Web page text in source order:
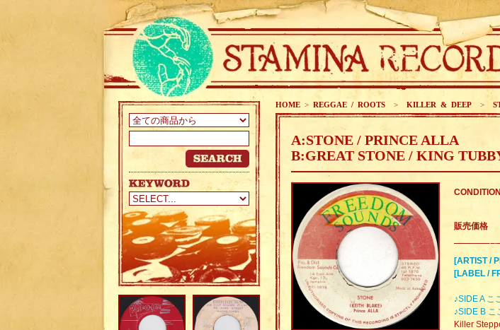
HOME > REGGAE / ROOTS > KILLER & DEEP >
A:STONE / PRINCE ALLA
B:GREAT STONE / KING
CONDITION
販売価格
[ARTIST /
[LABEL /
♪SIDE A こ
♪SIDE B こ
Killer